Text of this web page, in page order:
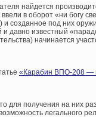
найдется
в оборот «ни богу
под них
и давно известный
начинается
«Карабин ВПО-208 —
для получения на них
легального